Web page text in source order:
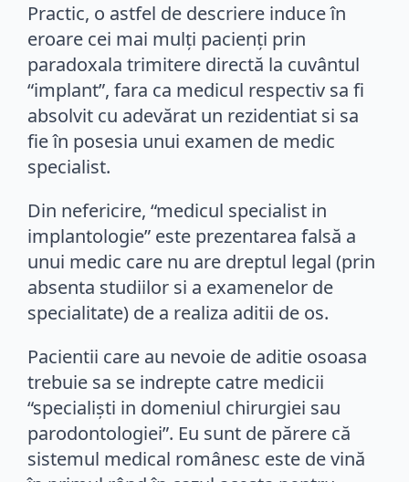
Practic, o astfel de descriere induce în
eroare cei mai mulți pacienți prin
paradoxala trimitere directă la cuvântul
“implant”, fara ca medicul respectiv sa fi
absolvit cu adevărat un rezidentiat si sa
fie în posesia unui examen de medic
specialist.
Din nefericire, “medicul specialist in
implantologie” este prezentarea falsă a
unui medic care nu are dreptul legal (prin
absenta studiilor si a examenelor de
specialitate) de a realiza aditii de os.
Pacientii care au nevoie de aditie osoasa
trebuie sa se indrepte catre medicii
“specialiști in domeniul chirurgiei sau
parodontologiei”. Eu sunt de părere că
sistemul medical românesc este de vină